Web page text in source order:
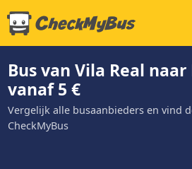
Bus van Vila Real naar
vanaf 5 €
Vergelijk alle busaanbieders en vind
CheckMyBus